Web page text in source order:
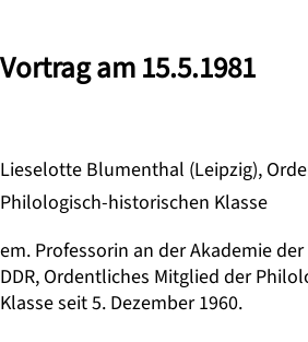
Vortrag am 15.5.1981
Lieselotte Blumenthal (Leipzig),
Philologisch-historischen Klasse
em. Professorin an der Akademie
DDR, Ordentliches Mitglied der
Klasse seit 5. Dezember 1960.